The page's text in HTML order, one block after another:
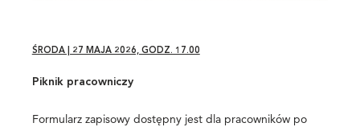
ŚRODA | 27 MAJA 2026, GODZ. 17.00
Piknik pracowniczy
Formularz zapisowy dostępny jest dla pracowników po